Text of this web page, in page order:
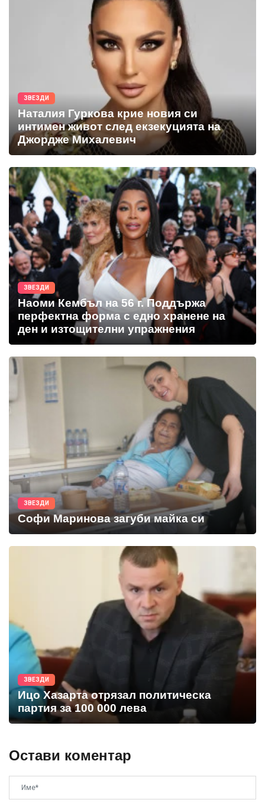
ЗВЕЗДИ
Наталия Гуркова крие новия си
интимен живот след екзекуцията на
Джордже Михалевич
ЗВЕЗДИ
Наоми Кембъл на 56 г. Поддържа
перфектна форма с едно хранене на
ден и изтощителни упражнения
ЗВЕЗДИ
Софи Маринова загуби майка си
ЗВЕЗДИ
Ицо Хазарта отрязал политическа
партия за 100 000 лева
Остави коментар